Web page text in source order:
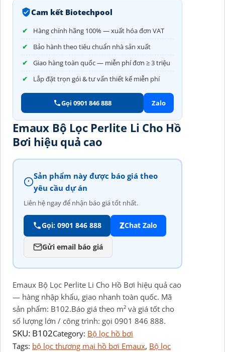
Cam kết Biotechpool
Hàng chính hãng 100% — xuất hóa đơn VAT
Bảo hành theo tiêu chuẩn nhà sản xuất
Giao hàng toàn quốc — miễn phí đơn ≥ 3 triệu
Lắp đặt trọn gói & tư vấn thiết kế miễn phí
Gọi 0901 846 888 Zalo
Emaux Bộ Lọc Perlite Li Cho Hồ
Bơi hiệu quả cao
Sản phẩm này được báo giá theo
yêu cầu dự án
Liên hệ ngay để nhận báo giá tốt nhất.
Gọi: 0901 846 888 ZChat Zalo
Gửi email báo giá
Emaux Bộ Lọc Perlite Li Cho Hồ Bơi hiệu quả cao
— hàng nhập khẩu, giao nhanh toàn quốc. Mã
sản phẩm: B102.Báo giá theo m² và giá tốt cho
số lượng lớn / công trình: gọi 0901 846 888.
SKU: B102Category: Bộ lọc hồ bơi
Tags: bộ lọc thương mại hồ bơi Emaux, Bộ lọc